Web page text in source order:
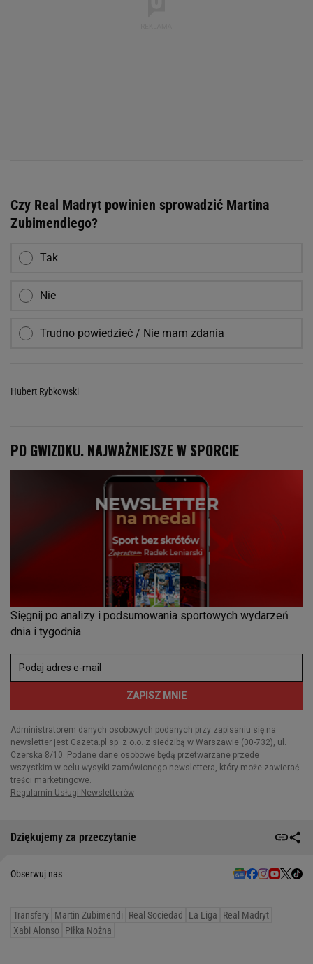
Czy Real Madryt powinien sprowadzić Martina
Zubimendiego?
Tak
Nie
Trudno powiedzieć / Nie mam zdania
Hubert Rybkowski
Dziękujemy za przeczytanie
Obserwuj nas
Transfery Martin Zubimendi Real Sociedad La Liga
Real Madryt
Xabi Alonso Piłka Nożna